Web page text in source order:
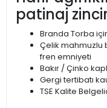
patinaj
Branda Torba
Çelik mahmuzlu
fren emniyeti
Bakır / Çinko
Gergi tertibatı
TSE Kalite